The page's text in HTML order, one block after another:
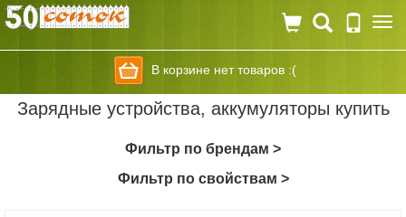
В корзине нет товаров :(
Зарядные устройства, аккумуляторы купить
Фильтр по брендам >
Фильтр по свойствам >